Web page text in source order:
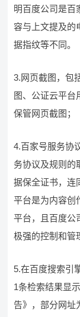
明百度公司是百
容与上文提及的
据指纹等不同。
3.网页截图，包
图、公证云平台
保管网页截图；
4.百家号服务协
务协议及规则的
据保全证书，连
平台是为内容创
平台，且百度公
极强的控制和管
5.在百度搜索引
1条检索结果显
告》，部分网址